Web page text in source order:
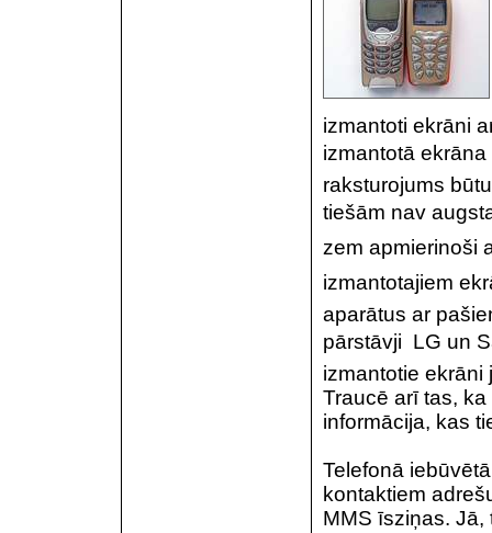
izmantoti ekrāni
izmantotā ekrāna
raksturojums
tiešām nav
zem
izmantotajiem
aparātus ar
pārstāvji  LG un
izmantotie ekrāni
Traucē arī tas,
informācija, kas
Telefonā
kontaktiem
MMS īsziņas.